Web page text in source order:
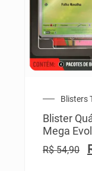
Blisters
Blister
Mega
R$54,90